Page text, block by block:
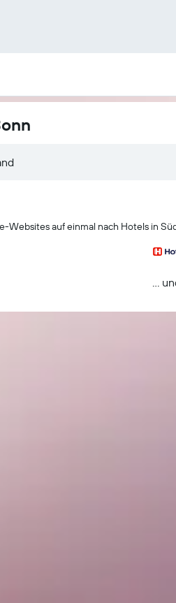
Websites auf einmal nach Hotels in
…